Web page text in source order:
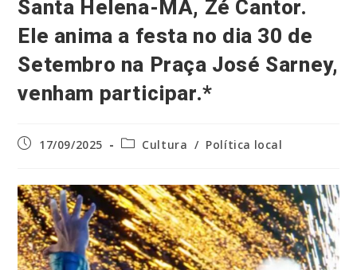
Santa Helena-MA, Zé Cantor.
Ele anima a festa no dia 30 de
Setembro na Praça José Sarney,
venham participar.*
Post17/09/2025
Categoria
Cultura / Política local